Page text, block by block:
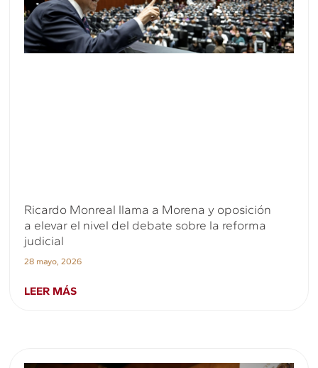
Ricardo Monreal llama a Morena y oposición
a elevar el nivel del debate sobre la reforma
judicial
28 mayo, 2026
LEER MÁS